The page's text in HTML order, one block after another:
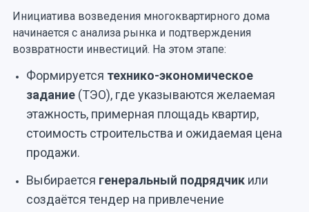
Инициатива возведения многоквартирного дома
начинается с анализа рынка и подтверждения
возвратности инвестиций. На этом этапе:
Формируется технико-экономическое
задание(ТЭО), где указываются желаемая
этажность, примерная площадь квартир,
стоимость строительства и ожидаемая цена
продажи.
Выбирается генеральный подрядчикили
создаётся тендер на привлечение